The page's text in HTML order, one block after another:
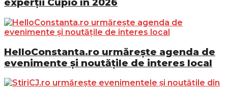
experții Cupio în 2026
HelloConstanta.ro urmărește agenda de
evenimente și noutățile de interes local